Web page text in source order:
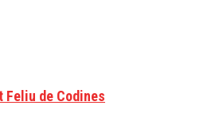
de Codines